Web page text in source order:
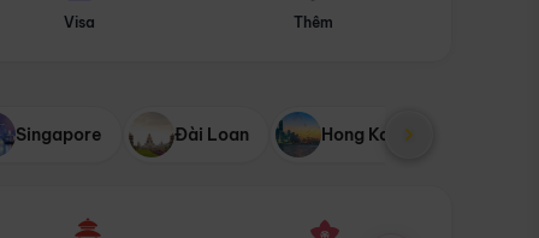
Visa Thêm
Singapore Đài Loan Hong Kong